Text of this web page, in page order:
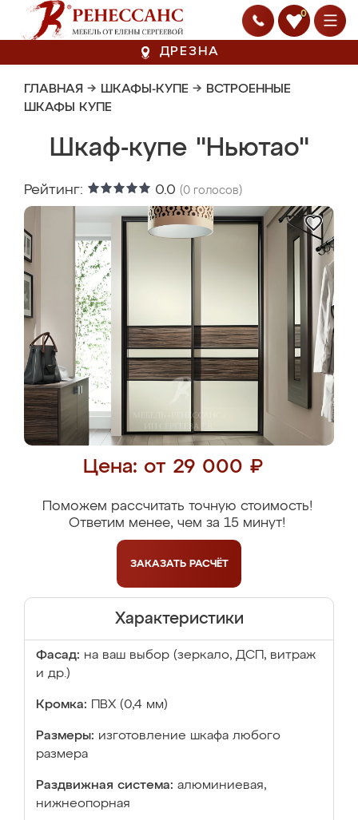
0
ДРЕЗНА
ГЛАВНАЯ → ШКАФЫ-КУПЕ → ВСТРОЕННЫЕ
ШКАФЫ КУПЕ
Шкаф-купе "Ньютао"
Рейтинг: 0.0 (0 голосов)
Цена: от 29 000 ₽
Поможем рассчитать точную стоимость!
Ответим менее, чем за 15 минут!
ЗАКАЗАТЬ РАСЧЁТ
Характеристики
Фасад: на ваш выбор (зеркало, ДСП, витраж
и др.)
Кромка: ПВХ (0,4 мм)
Размеры: изготовление шкафа любого
размера
Раздвижная система: алюминиевая,
нижнеопорная